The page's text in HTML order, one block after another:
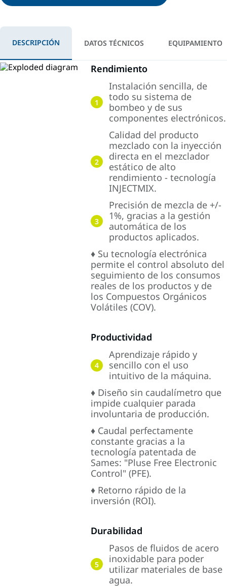
DESCRIPCIÓN DATOS TÉCNICOS EQUIPAMIENTO
Rendimiento
1
Instalación sencilla, de
todo su sistema de
bombeo y de sus
componentes electrónicos.
2
Calidad del producto
mezclado con la inyección
directa en el mezclador
estático de alto
rendimiento - tecnología
INJECTMIX.
3
Precisión de mezcla de +/-
1%, gracias a la gestión
automática de los
productos aplicados.
♦ Su tecnología electrónica
permite el control absoluto del
seguimiento de los consumos
reales de los productos y de
los Compuestos Orgánicos
Volátiles (COV).
Productividad
4
Aprendizaje rápido y
sencillo con el uso
intuitivo de la máquina.
♦ Diseño sin caudalímetro que
impide cualquier parada
involuntaria de producción.
♦ Caudal perfectamente
constante gracias a la
tecnología patentada de
Sames: "Pluse Free Electronic
Control" (PFE).
♦ Retorno rápido de la
inversión (ROI).
Durabilidad
5
Pasos de fluidos de acero
inoxidable para poder
utilizar materiales de base
agua.